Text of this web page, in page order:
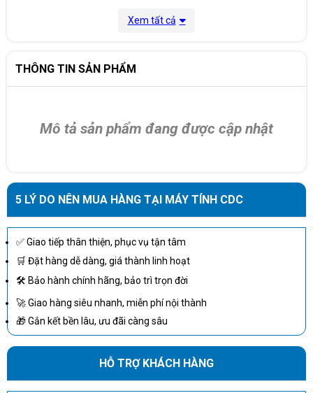
Xem tất cả
THÔNG TIN SẢN PHẨM
Mô tả sản phẩm đang được cập nhật
5 LÝ DO NÊN MUA HÀNG TẠI MÁY TÍNH CDC
✅ Giao tiếp thân thiện, phục vụ tận tâm
🛒 Đặt hàng dễ dàng, giá thành linh hoạt
🛠 Bảo hành chính hãng, bảo trì trọn đời
🚀 Giao hàng siêu nhanh, miễn phí nội thành
🎁 Gắn kết bền lâu, ưu đãi càng sâu
HỖ TRỢ KHÁCH HÀNG